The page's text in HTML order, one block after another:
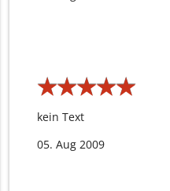
★★★★★
★★★★★
kein Text
05. Aug 2009